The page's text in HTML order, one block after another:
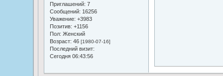
Приглашений: 7
Сообщений: 16256
Уважение: +3983
Позитив: +1156
Пол: Женский
Возраст: 46 [1980-07-16]
Последний визит:
Сегодня 06:43:56